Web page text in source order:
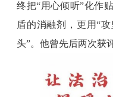
终把“用心倾听”化作
盾的消融剂，更用“
头”。他曾先后两次获